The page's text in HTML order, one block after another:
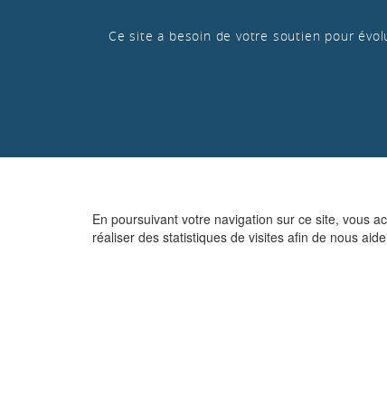
En poursuivant votre navigation sur ce site, vous
réaliser des statistiques de visites afin de nous
Ce site a besoin de votre soutien pour